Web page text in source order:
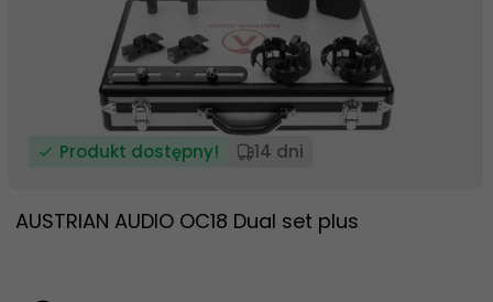
Produkt dostępny! 14 dni
AUSTRIAN AUDIO OC18 Dual set plus